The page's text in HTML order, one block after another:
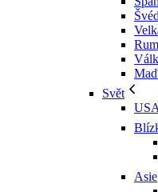
Svět
USA
Asie